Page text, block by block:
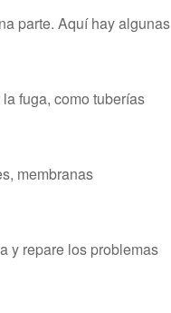
parte. Aquí hay algunas
fuga, como tuberías
membranas
y repare los problemas